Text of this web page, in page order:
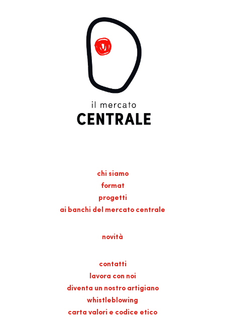
chi siamo
format
progetti
ai banchi del mercato centrale
novità
contatti
lavora con noi
diventa un nostro artigiano
whistleblowing
carta valori e codice etico